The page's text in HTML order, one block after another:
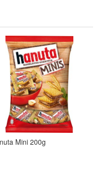
Mini 200g